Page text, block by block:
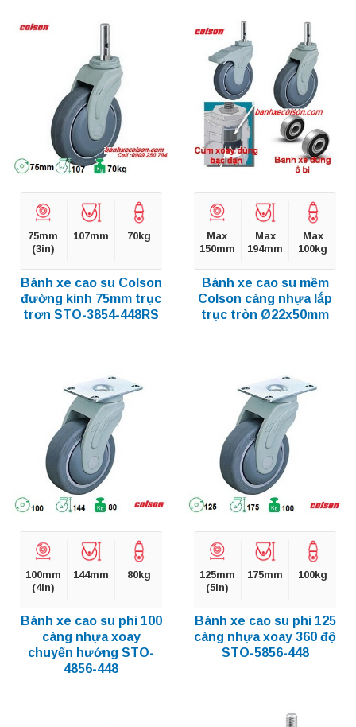
75mm
(3in)
107mm 70kg
Bánh xe cao su Colson
đường kính 75mm trục
trơn STO-3854-448RS
Max
150mm
Max
194mm
Max
100kg
Bánh xe cao su mềm
Colson càng nhựa lắp
trục tròn Ø22x50mm
100mm
(4in)
144mm 80kg
Bánh xe cao su phi 100
càng nhựa xoay
chuyển hướng STO-
4856-448
125mm
(5in)
175mm 100kg
Bánh xe cao su phi 125
càng nhựa xoay 360 độ
STO-5856-448